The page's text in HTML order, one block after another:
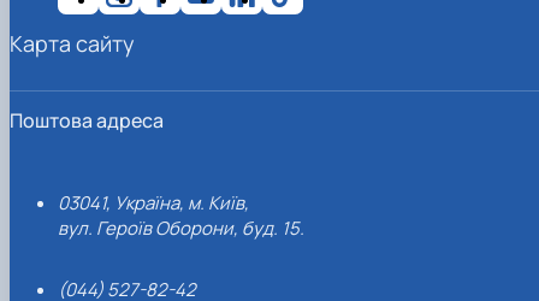
Поштова адреса
03041, Україна, м. Київ,
вул. Героїв Оборони, буд. 15.
(044) 527-82-42
Карта сайту